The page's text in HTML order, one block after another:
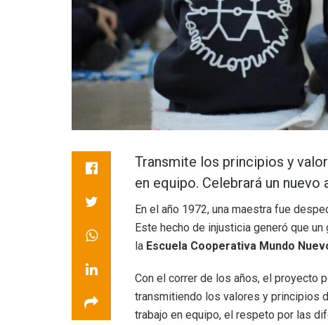
Transmite los principios y
en equipo. Celebrará un
En el año 1972, una maestra fue
Este hecho de injusticia generó que
la Escuela Cooperativa Mundo
Con el correr de los años, el proyecto
transmitiendo los valores y principios
trabajo en equipo, el respeto por las